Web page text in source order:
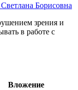
Борисовна
зрения и
в работе с
Вложение